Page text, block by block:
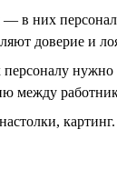
— в них персонал
доверие и
между